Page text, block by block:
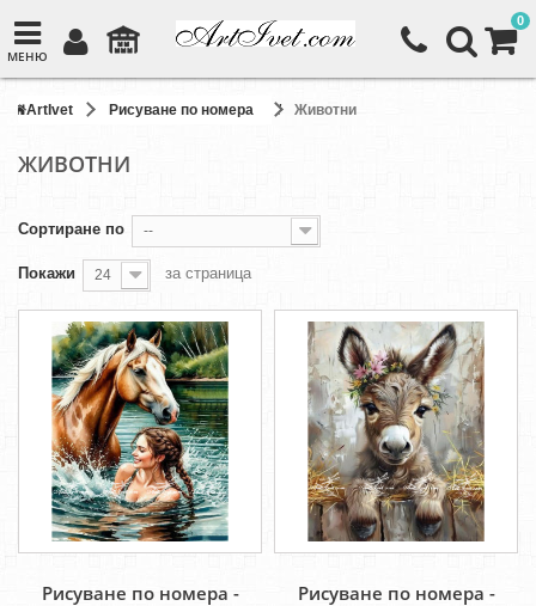
МЕНЮ
0
ArtIvet Рисуване по номера Животни
ЖИВОТНИ
Сортиране по --
Покажи 24 за страница
Рисуване по номера -
Рисуване по номера -